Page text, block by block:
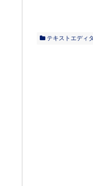
テキストエディ